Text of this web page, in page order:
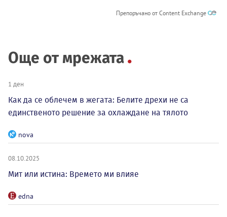
Препоръчано от Content Exchange
Още от мрежата
1 ден
Как да се облечем в жегата: Белите дрехи не са
единственото решение за охлаждане на тялото
nova
08.10.2025
Мит или истина: Времето ми влияе
edna